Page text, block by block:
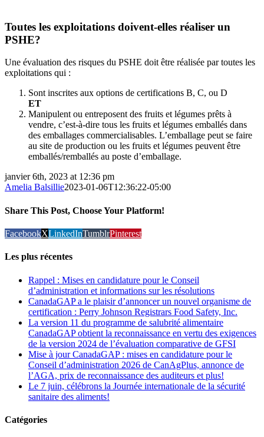
Toutes les exploitations doivent-elles réaliser un
PSHE?
Une évaluation des risques du PSHE doit être réalisée par toutes les
exploitations qui :
Sont inscrites aux options de certifications B, C, ou D
ET
Manipulent ou entreposent des fruits et légumes prêts à
vendre, c’est-à-dire tous les fruits et légumes emballés dans
des emballages commercialisables. L’emballage peut se faire
au site de production ou les fruits et légumes peuvent être
emballés/remballés au poste d’emballage.
janvier 6th, 2023 at 12:36 pm
Amelia Balsillie2023-01-06T12:36:22-05:00
Share This Post, Choose Your Platform!
FacebookXLinkedInTumblrPinterest
Les plus récentes
Rappel : Mises en candidature pour le Conseil
d’administration et informations sur les résolutions
CanadaGAP a le plaisir d’annoncer un nouvel organisme de
certification : Perry Johnson Registrars Food Safety, Inc.
La version 11 du programme de salubrité alimentaire
CanadaGAP obtient la reconnaissance en vertu des exigences
de la version 2024 de l’évaluation comparative de GFSI
Mise à jour CanadaGAP : mises en candidature pour le
Conseil d’administration 2026 de CanAgPlus, annonce de
l’AGA, prix de reconnaissance des auditeurs et plus!
Le 7 juin, célébrons la Journée internationale de la sécurité
sanitaire des aliments!
Catégories